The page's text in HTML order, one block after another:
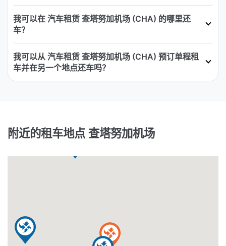
我可以在 汽车租赁 查塔努加机场 (CHA) 的哪里还
车？
我可以从 汽车租赁 查塔努加机场 (CHA) 预订单程租
车并在另一个地点还车吗？
附近的租车地点 查塔努加机场